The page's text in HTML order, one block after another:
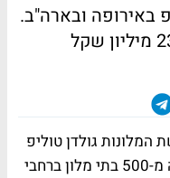
באירופה ובארה"ב.
המלונות גולדן טוליפ
העולמית, המנהלת ומפעילה למעלה מ-500 בתי מלון ברחבי